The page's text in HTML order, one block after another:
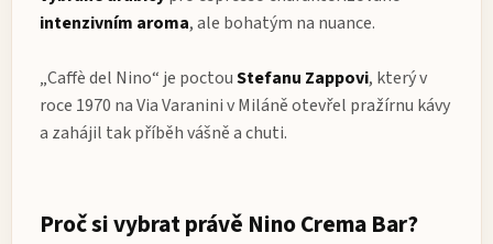
intenzivním aroma, ale bohatým na nuance.
„Caffè del Nino“ je poctouStefanu Zappovi, který v
roce 1970 na Via Varanini v Miláně otevřel pražírnu kávy
a zahájil tak příběh vášně a chuti.
Proč si vybrat právě Nino Crema Bar?